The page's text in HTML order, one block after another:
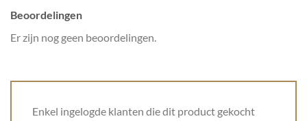
Beoordelingen
Er zijn nog geen beoordelingen.
Enkel ingelogde klanten die dit product gekocht